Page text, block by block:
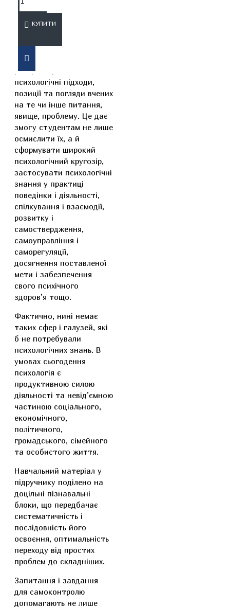
КУПИТИ
ОПИС
У цьому підручнику
розкрито різні
психологічні підходи,
позиції та погляди вчених
на те чи інше питання,
явище, проблему. Це дає
змогу студентам не лише
осмислити їх, а й
сформувати широкий
психологічний кругозір,
застосувати психологічні
знання у практиці
поведінки і діяльності,
спілкування і взаємодії,
розвитку і
самоствердження,
самоуправління і
саморегуляції,
досягнення поставленої
мети і забезпечення
свого психічного
здоров’я тощо.
Фактично, нині немає
таких сфер і галузей, які
б не потребували
психологічних знань. В
умовах сьогодення
психологія є
продуктивною силою
діяльності та невід’ємною
частиною соціального,
економічного,
політичного,
громадського, сімейного
та особистого життя.
Навчальний матеріал у
підручнику поділено на
доцільні пізнавальні
блоки, що передбачає
систематичність і
послідовність його
освоєння, оптимальність
переходу від простих
проблем до складніших.
Запитання і завдання
для самоконтролю
допомагають не лише